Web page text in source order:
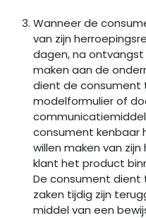
Wanneer de
van zijn
dagen, na
maken aan de
dient de consument
modelformulier of
consument kenbaar
willen maken van
klant het product
De consument
zaken tijdig zijn
middel van een